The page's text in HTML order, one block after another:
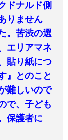
ドナルド側
りません
。苦渋の選
エリアマネ
貼り紙につ
』とのこと
難しいので
で、子ども
保護者に